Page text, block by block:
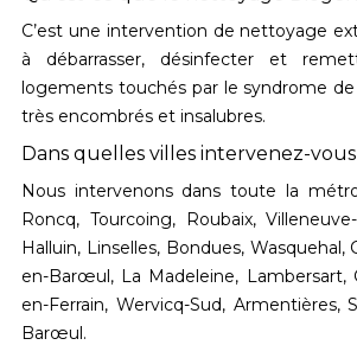
C’est une intervention de nettoyage
à débarrasser, désinfecter et
logements touchés par lesyndrome
très encombrés et insalubres.
Dans quelles villes intervenez-vous
Nous intervenons dans toute la
Roncq, Tourcoing, Roubaix,
Halluin, Linselles, Bondues, Wasquehal,
en-Barœul, La Madeleine, Lambersart,
en-Ferrain, Wervicq-Sud, Armentières,
Barœul.